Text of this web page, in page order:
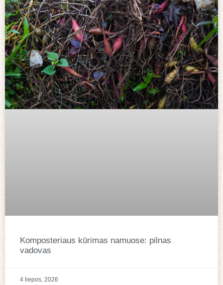
Komposteriaus kūrimas namuose: pilnas
vadovas
4 liepos, 2026